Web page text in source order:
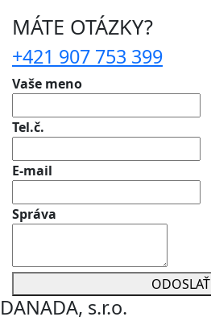
MÁTE OTÁZKY?
+421 907 753 399
Vaše meno
Tel.č.
E-mail
Správa
ODOSLAŤ
DANADA, s.r.o.